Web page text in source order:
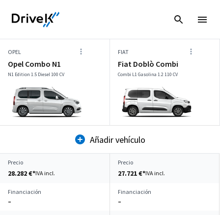
OPEL
Opel Combo N1
N1 Edition 1.5 Diesel 100 CV
FIAT
Fiat Doblò Combi
Combi L1 Gasolina 1.2 110 CV
Añadir vehículo
Precio
28.282 €*IVA incl.
Precio
27.721 €*IVA incl.
Financiación
–
Financiación
–